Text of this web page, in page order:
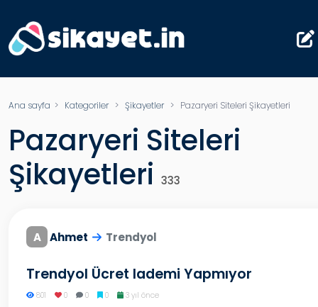
Ana sayfa > Kategoriler> Şikayetler> Pazaryeri Siteleri Şikayetleri
Pazaryeri Siteleri
Şikayetleri 333
A Ahmet Trendyol
Trendyol Ücret Iademi Yapmıyor
801 0 0 0 3 yıl önce